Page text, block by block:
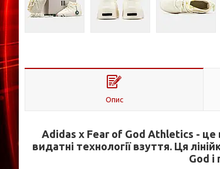
Опис
Adidas x Fear of God Athletics - це
видатні технології взуття. Ця
God